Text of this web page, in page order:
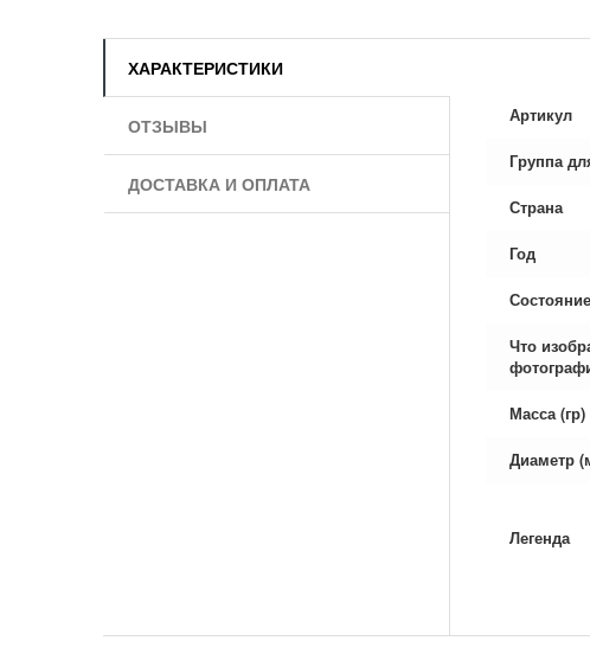
ХАРАКТЕРИСТИКИ
ОТЗЫВЫ
ДОСТАВКА И ОПЛАТА
Артикул
Группа
Страна
Год
Что
Масса (гр)
Диаметр
Легенда